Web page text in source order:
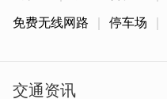
蹦出新玩法！若是较害羞
免费无线网路 停车场
交通资讯